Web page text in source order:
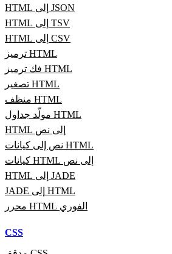
HTML إلى JSON
HTML إلى TSV
HTML إلى CSV
ترميز HTML
فك ترميز HTML
تصغير HTML
منظف HTML
مولّد جداول HTML
HTML إلى نص
نص إلى كيانات HTML
كيانات HTML إلى نص
HTML إلى JADE
JADE إلى HTML
محرر HTML الفوري
CSS